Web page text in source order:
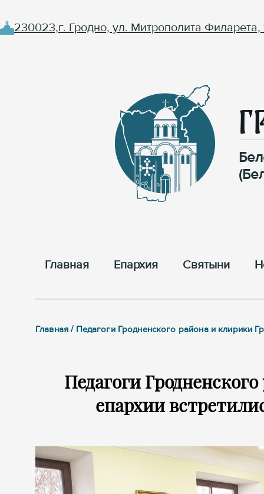
230023,г. Гродно, ул. Митрополита Филарета,
Главная Епархия Cвятыни
Главная / Педагоги Гродненского района и клирики
Педагоги
епархии